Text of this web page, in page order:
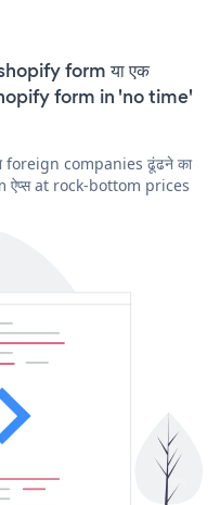
form या एक
form in 'no time'
foreign companies ढूंढने का
ऐप्स at rock-bottom prices